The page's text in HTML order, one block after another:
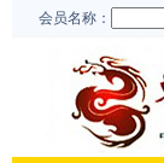
会员名称：